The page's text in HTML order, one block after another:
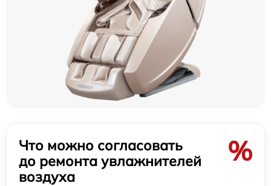
Что можно согласовать
до ремонта увлажнителей
воздуха
%